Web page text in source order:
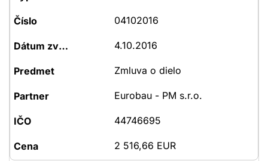
04102016
4.10.2016
Zmluva o dielo
Eurobau - PM s.r.o.
44746695
2 516,66 EUR